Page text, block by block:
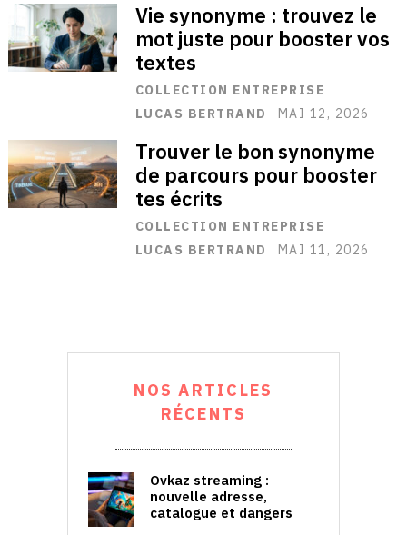
Vie synonyme : trouvez le
mot juste pour booster vos
textes
COLLECTION ENTREPRISE
LUCAS BERTRAND
MAI 12, 2026
Trouver le bon synonyme
de parcours pour booster
tes écrits
COLLECTION ENTREPRISE
LUCAS BERTRAND
MAI 11, 2026
NOS ARTICLES
RÉCENTS
Ovkaz streaming :
nouvelle adresse,
catalogue et dangers